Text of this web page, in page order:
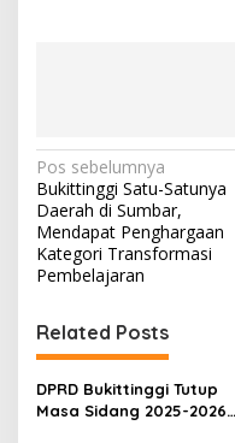
N
a
v
i
a
s
i
Pos sebelumnya
Bukittinggi Satu-Satunya
Daerah di Sumbar,
Mendapat Penghargaan
Kategori Transformasi
Pembelajaran
Related Posts
DPRD Bukittinggi Tutup
Masa Sidang 2025-2026